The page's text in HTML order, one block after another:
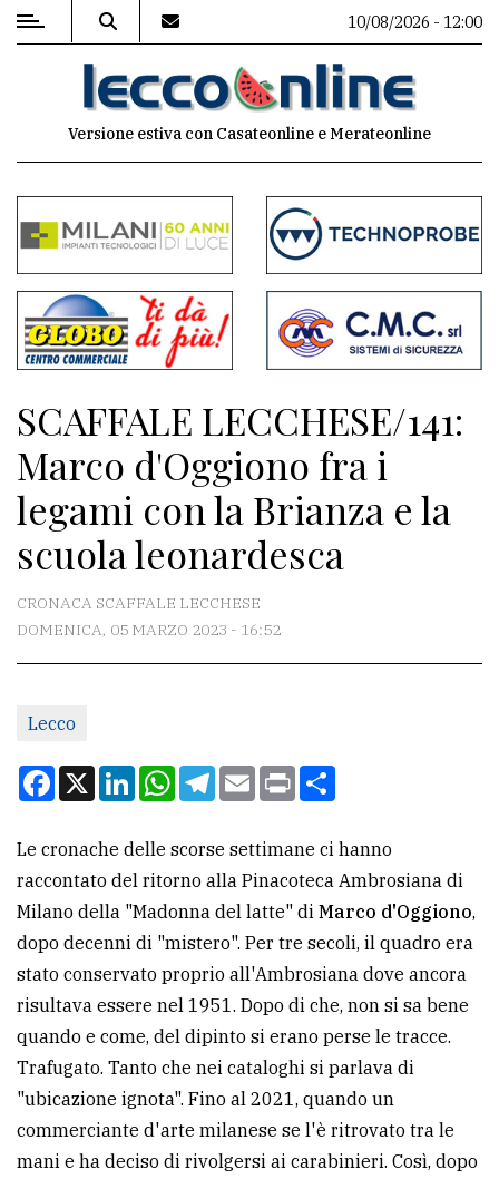
MENU
commenti
Contenuti
del
sito
Meteo
CONTATTI
La
Scrivici
tua
pubblicità
CERCA
Cerca
per
comune
Ricerca
avanzata
LE
ALTRE
10/08/2026 - 12:00
Versione estiva con Casateonline e Merateonline
SCAFFALE LECCHESE/141:
Marco d'Oggiono fra i
legami con la Brianza e la
scuola leonardesca
CRONACA SCAFFALE LECCHESE
DOMENICA, 05 MARZO 2023 - 16:52
Lecco
Facebook
X LinkedInWhatsApp
Telegram
EmailPrint
Le cronache delle scorse settimane ci hanno
raccontato del ritorno alla Pinacoteca Ambrosiana di
Milano della "Madonna del latte" di Marco d'Oggiono,
dopo decenni di "mistero". Per tre secoli, il quadro era
stato conservato proprio all'Ambrosiana dove ancora
risultava essere nel 1951. Dopo di che, non si sa bene
quando e come, del dipinto si erano perse le tracce.
Trafugato. Tanto che nei cataloghi si parlava di
"ubicazione ignota". Fino al 2021, quando un
commerciante d'arte milanese se l'è ritrovato tra le
mani e ha deciso di rivolgersi ai carabinieri. Così, dopo